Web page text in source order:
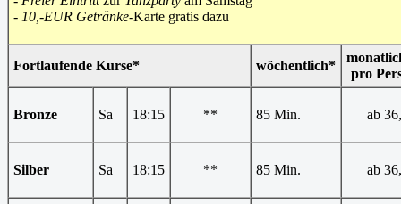
- 10,-EUR Getränke-Karte gratis dazu
Fortlaufende Kurse* wöchentlich*
pro
Bronze Sa 18:15 ** 85 Min. ab
Silber Sa 18:15 ** 85 Min. ab